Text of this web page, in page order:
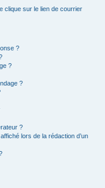
clique sur le lien de courrier
?
?
?
?
lors de la rédaction d’un